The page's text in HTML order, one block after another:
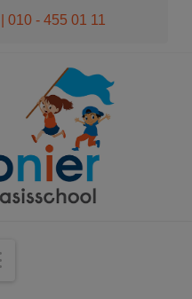
| 010 - 455 01 11
Navigation